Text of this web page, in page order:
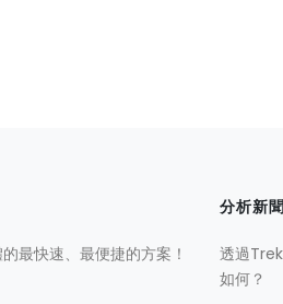
最快速、最便捷的方案！
分析新
透過
如何？